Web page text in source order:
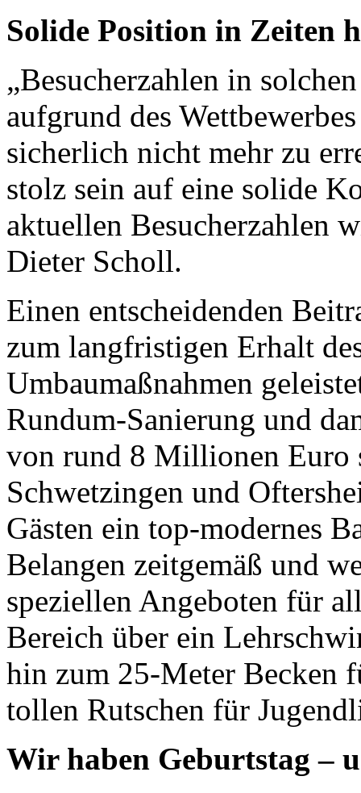
Solide Position in Zeiten
„Besucherzahlen in
aufgrund des
sicherlich nicht mehr zu
stolz sein auf eine solide
aktuellen Besucherzahlen
Dieter Scholl.
Einen entscheidenden
zum langfristigen Erhalt
Umbaumaßnahmen
Rundum-Sanierung und
von rund 8 Millionen Euro
Schwetzingen und
Gästen ein top-modernes
Belangen zeitgemäß und
speziellen Angeboten für
Bereich über ein
hin zum 25-Meter Becken
tollen Rutschen für
Wir haben Geburtstag –